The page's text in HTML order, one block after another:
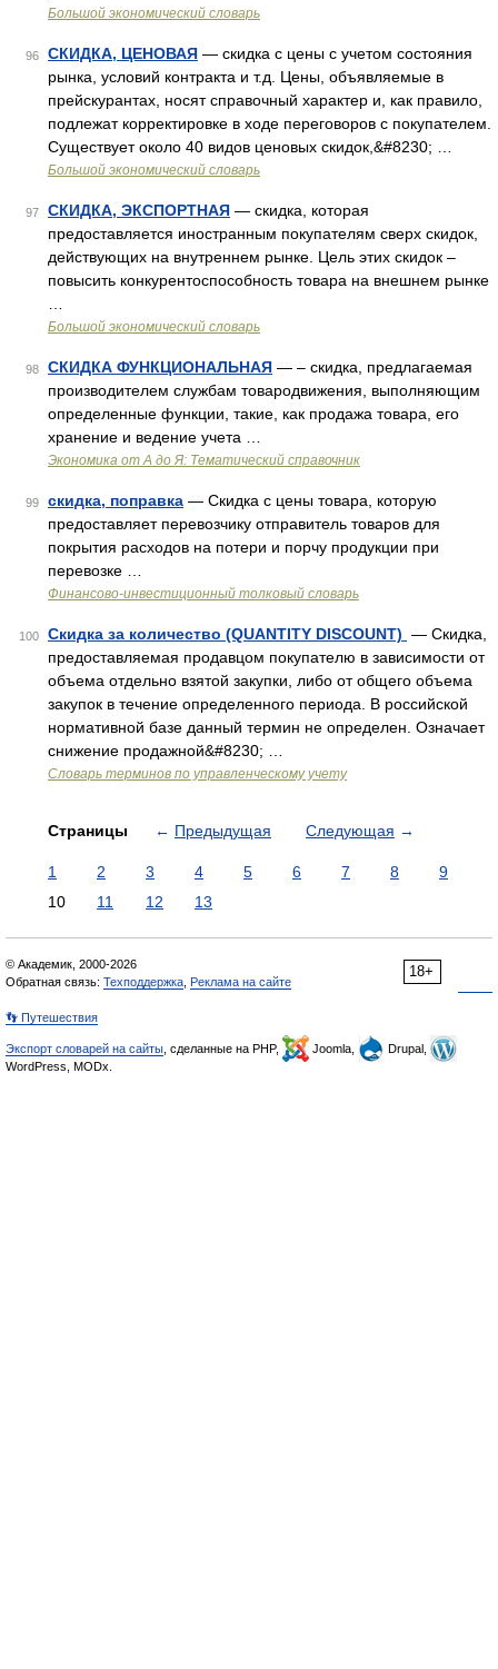
Большой экономический словарь
96 СКИДКА, ЦЕНОВАЯ — скидка с цены с учетом состояния
рынка, условий контракта и т.д. Цены, объявляемые в
прейскурантах, носят справочный характер и, как правило,
подлежат корректировке в ходе переговоров с покупателем.
Существует около 40 видов ценовых скидок,&#8230; …
Большой экономический словарь
97 СКИДКА, ЭКСПОРТНАЯ — скидка, которая
предоставляется иностранным покупателям сверх скидок,
действующих на внутреннем рынке. Цель этих скидок –
повысить конкурентоспособность товара на внешнем рынке
Большой экономический словарь
98 СКИДКА ФУНКЦИОНАЛЬНАЯ — – скидка, предлагаемая
производителем службам товародвижения, выполняющим
определенные функции, такие, как продажа товара, его
хранение и ведение учета …
Экономика от А до Я: Тематический справочник
99 скидка, поправка — Скидка с цены товара, которую
предоставляет перевозчику отправитель товаров для
покрытия расходов на потери и порчу продукции при
перевозке …
Финансово-инвестиционный толковый словарь
100 Скидка за количество (QUANTITY DISCOUNT) — Скидка,
предоставляемая продавцом покупателю в зависимости от
объема отдельно взятой закупки, либо от общего объема
закупок в течение определенного периода. В российской
нормативной базе данный термин не определен. Означает
снижение продажной&#8230; …
Словарь терминов по управленческому учету
Страницы ← Предыдущая Следующая →
1 2 3 4 5 6 7 8
9
10
11 12 13
18+
© Академик, 2000-2026
Обратная связь: Техподдержка Реклама на сайте
👣 Путешествия
Экспорт словарей на сайты , сделанные на PHP, Joomla,
Drupal,
WordPress, MODx.